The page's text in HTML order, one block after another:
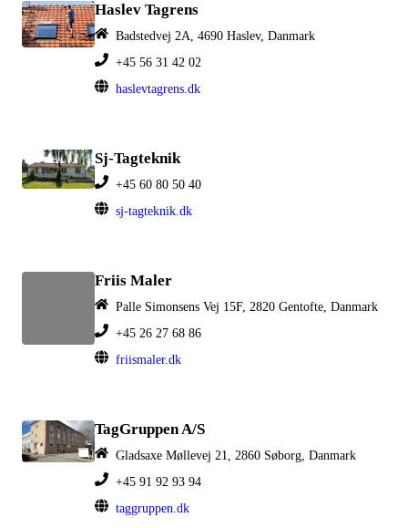
Haslev Tagrens
Badstedvej 2A, 4690 Haslev, Danmark
+45 56 31 42 02
haslevtagrens.dk
Sj-Tagteknik
+45 60 80 50 40
sj-tagteknik.dk
Friis Maler
Palle Simonsens Vej 15F, 2820 Gentofte, Danmark
+45 26 27 68 86
friismaler.dk
TagGruppen A/S
Gladsaxe Møllevej 21, 2860 Søborg, Danmark
+45 91 92 93 94
taggruppen.dk